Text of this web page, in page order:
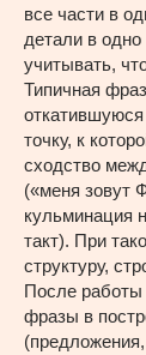
все части в
детали в
учитывать,
Типичная
точку, к
сходство
(«меня зовут
кульминация
такт). При
структуру,
После работы
фразы в